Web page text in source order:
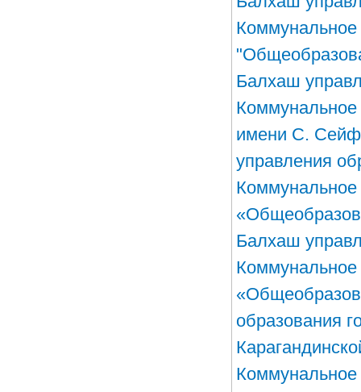
Коммунальное
Балхаш
имени С.
управления
Коммунальное
Балхаш
Коммунальное
образования
Коммунальное